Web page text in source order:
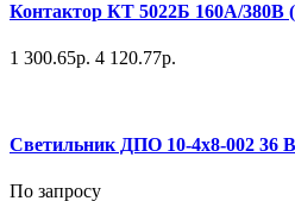
Контактор КТ 5022Б 160А/
1 300.65р. 4 120.77р.
Светильник ДПО 10-4х8-002
По запросу